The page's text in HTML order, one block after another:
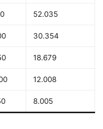
52.035
30.354
18.679
12.008
8.005